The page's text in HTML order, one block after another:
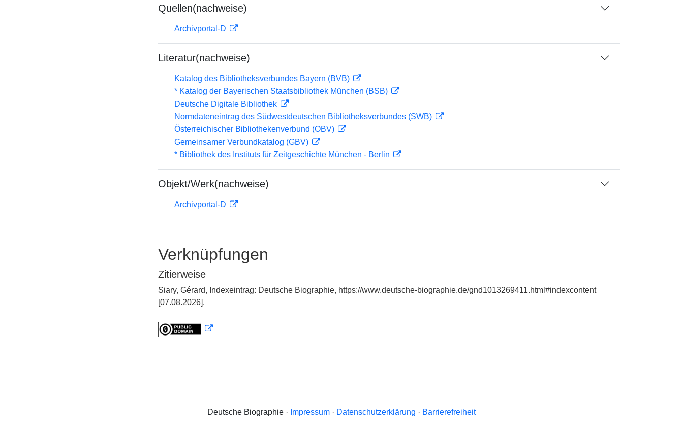
Quellen(nachweise)
Archivportal-D
Literatur(nachweise)
Katalog des Bibliotheksverbundes Bayern (BVB)
* Katalog der Bayerischen Staatsbibliothek München (BSB)
Deutsche Digitale Bibliothek
Normdateneintrag des Südwestdeutschen Bibliotheksverbundes (SWB)
Österreichischer Bibliothekenverbund (OBV)
Gemeinsamer Verbundkatalog (GBV)
* Bibliothek des Instituts für Zeitgeschichte München - Berlin
Objekt/Werk(nachweise)
Archivportal-D
Verknüpfungen
Zitierweise
Siary, Gérard, Indexeintrag: Deutsche Biographie, https://www.deutsche-biographie.de/gnd1013269411.html#indexcontent
[07.08.2026].
Deutsche Biographie · Impressum · Datenschutzerklärung · Barrierefreiheit